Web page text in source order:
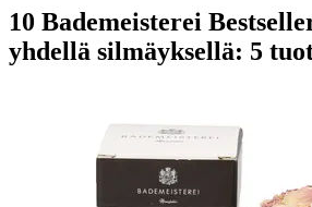
10 Bademeisterei
yhdellä silmäyksellä: 5